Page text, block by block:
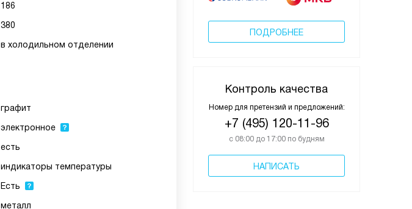
ПОДРОБНЕЕ
Контроль качества
Номер для претензий и предложений:
+7 (495) 120-11-96
с 08:00 до 17:00 по будням
НАПИСАТЬ
186
380
в холодильном отделении
графит
электронное
есть
индикаторы температуры
Есть
металл